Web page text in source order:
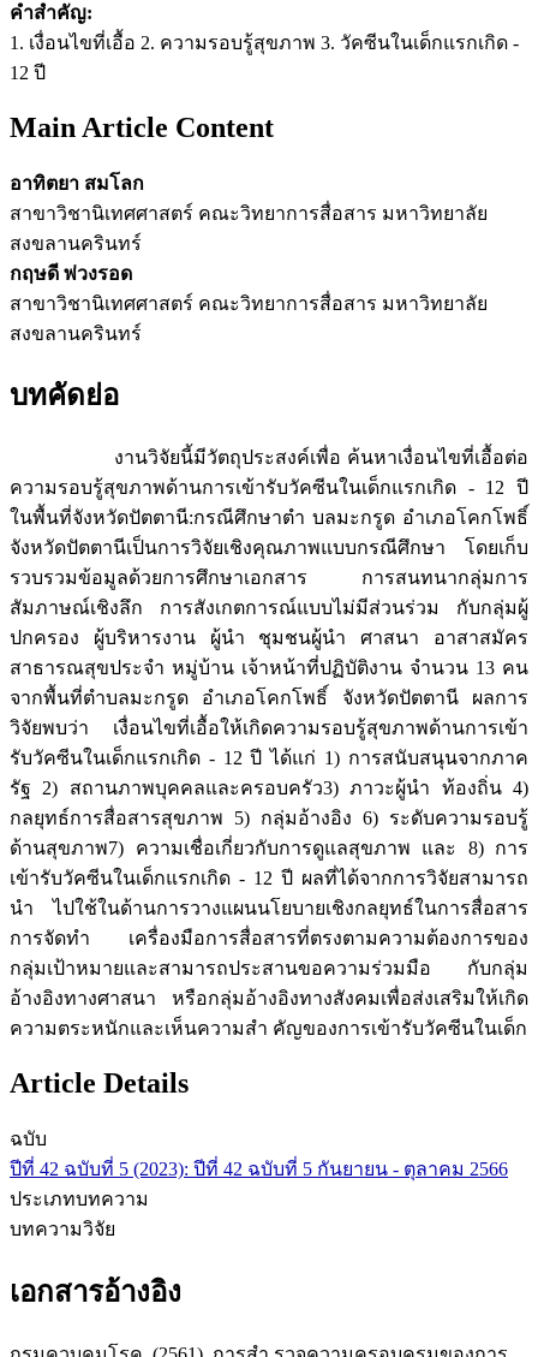
คำสำคัญ:
1. เงื่อนไขที่เอื้อ 2. ความรอบรู้สุขภาพ 3. วัคซีนในเด็กแรกเกิด -
12 ปี
Main Article Content
อาทิตยา สมโลก
สาขาวิชานิเทศศาสตร์ คณะวิทยาการสื่อสาร มหาวิทยาลัย
สงขลานครินทร์
กฤษดี พ่วงรอด
สาขาวิชานิเทศศาสตร์ คณะวิทยาการสื่อสาร มหาวิทยาลัย
สงขลานครินทร์
บทคัดย่อ
งานวิจัยนี้มีวัตถุประสงค์เพื่อ ค้นหาเงื่อนไขที่เอื้อต่อ
ความรอบรู้สุขภาพด้านการเข้ารับวัคซีนในเด็กแรกเกิด - 12 ปี
ในพื้นที่จังหวัดปัตตานี:กรณีศึกษาตำ บลมะกรูด อำเภอโคกโพธิ์
จังหวัดปัตตานีเป็นการวิจัยเชิงคุณภาพแบบกรณีศึกษา โดยเก็บ
รวบรวมข้อมูลด้วยการศึกษาเอกสาร การสนทนากลุ่มการ
สัมภาษณ์เชิงลึก การสังเกตการณ์แบบไม่มีส่วนร่วม กับกลุ่มผู้
ปกครอง ผู้บริหารงาน ผู้นำ ชุมชนผู้นำ ศาสนา อาสาสมัคร
สาธารณสุขประจำ หมู่บ้าน เจ้าหน้าที่ปฏิบัติงาน จำนวน 13 คน
จากพื้นที่ตำบลมะกรูด อำเภอโคกโพธิ์ จังหวัดปัตตานี ผลการ
วิจัยพบว่า เงื่อนไขที่เอื้อให้เกิดความรอบรู้สุขภาพด้านการเข้า
รับวัคซีนในเด็กแรกเกิด - 12 ปี ได้แก่ 1) การสนับสนุนจากภาค
รัฐ 2) สถานภาพบุคคลและครอบครัว3) ภาวะผู้นำ ท้องถิ่น 4)
กลยุทธ์การสื่อสารสุขภาพ 5) กลุ่มอ้างอิง 6) ระดับความรอบรู้
ด้านสุขภาพ7) ความเชื่อเกี่ยวกับการดูแลสุขภาพ และ 8) การ
เข้ารับวัคซีนในเด็กแรกเกิด - 12 ปี ผลที่ได้จากการวิจัยสามารถ
นำ ไปใช้ในด้านการวางแผนนโยบายเชิงกลยุทธ์ในการสื่อสาร
การจัดทำ เครื่องมือการสื่อสารที่ตรงตามความต้องการของ
กลุ่มเป้าหมายและสามารถประสานขอความร่วมมือ กับกลุ่ม
อ้างอิงทางศาสนา หรือกลุ่มอ้างอิงทางสังคมเพื่อส่งเสริมให้เกิด
ความตระหนักและเห็นความสำ คัญของการเข้ารับวัคซีนในเด็ก
Article Details
ฉบับ
ปีที่ 42 ฉบับที่ 5 (2023): ปีที่ 42 ฉบับที่ 5 กันยายน - ตุลาคม 2566
ประเภทบทความ
บทความวิจัย
เอกสารอ้างอิง